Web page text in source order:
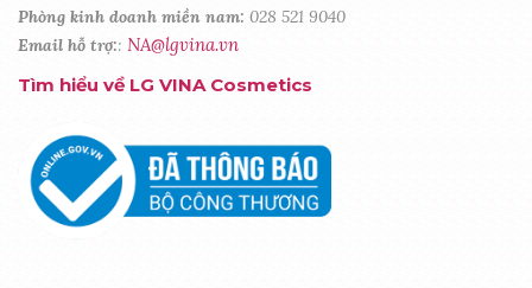
Phòng kinh doanh miền nam: 028 521 9040
Email hỗ trợ:: NA@lgvina.vn
Tìm hiểu về LG VINA Cosmetics